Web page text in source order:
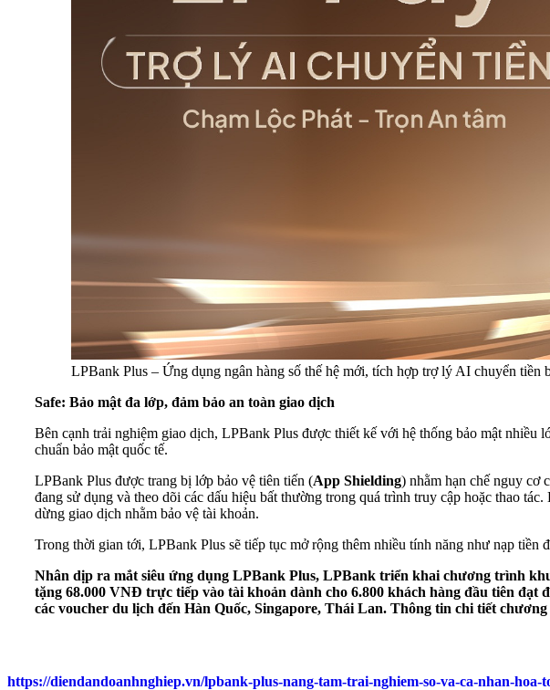
LPBank Plus – Ứng dụng ngân hàng số thế hệ mới, tích hợp trợ lý AI chuyển tiền
Safe: Bảo mật đa lớp, đảm bảo an toàn giao dịch
Bên cạnh trải nghiệm giao dịch, LPBank Plus được thiết kế với hệ thống bảo mật nhiều
chuẩn bảo mật quốc tế.
LPBank Plus được trang bị lớp bảo vệ tiên tiến (App Shielding) nhằm hạn chế nguy cơ
đang sử dụng và theo dõi các dấu hiệu bất thường trong quá trình truy cập hoặc thao
dừng giao dịch nhằm bảo vệ tài khoản.
Trong thời gian tới, LPBank Plus sẽ tiếp tục mở rộng thêm nhiều tính năng như nạp tiền
Nhân dịp ra mắt siêu ứng dụng LPBank Plus, LPBank triển khai chương trình
tặng 68.000 VNĐ trực tiếp vào tài khoản dành cho 6.800 khách hàng đầu tiên
các voucher du lịch đến Hàn Quốc, Singapore, Thái Lan. Thông tin chi tiết
https://diendandoanhnghiep.vn/lpbank-plus-nang-tam-trai-nghiem-so-va-ca-nhan-hoa-